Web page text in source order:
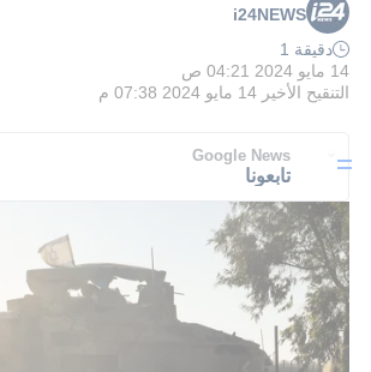
i24NEWS
دقيقة 1
14 مايو 2024 04:21 ص
التنقيح الأخير 14 مايو 2024 07:38 م
Google News
تابعونا